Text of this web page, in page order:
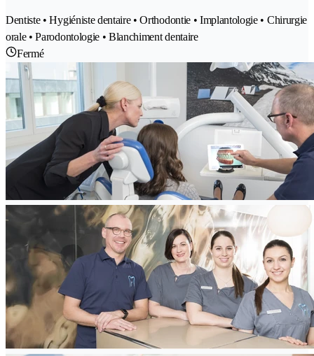
Dentiste • Hygiéniste dentaire • Orthodontie • Implantologie • Chirurgie
orale • Parodontologie • Blanchiment dentaire
Fermé